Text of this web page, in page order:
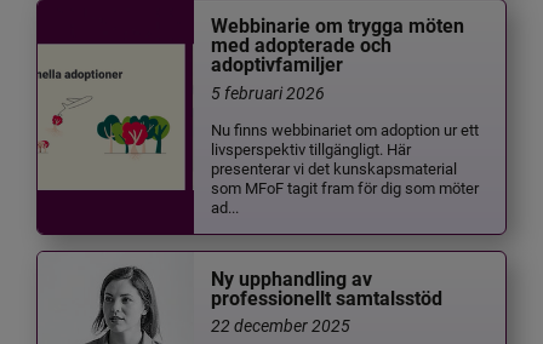
Webbinarie om trygga möten
med adopterade och
adoptivfamiljer
5 februari 2026
Nu finns webbinariet om adoption ur ett
livsperspektiv tillgängligt. Här
presenterar vi det kunskapsmaterial
som MFoF tagit fram för dig som möter
ad...
Ny upphandling av
professionellt samtalsstöd
22 december 2025